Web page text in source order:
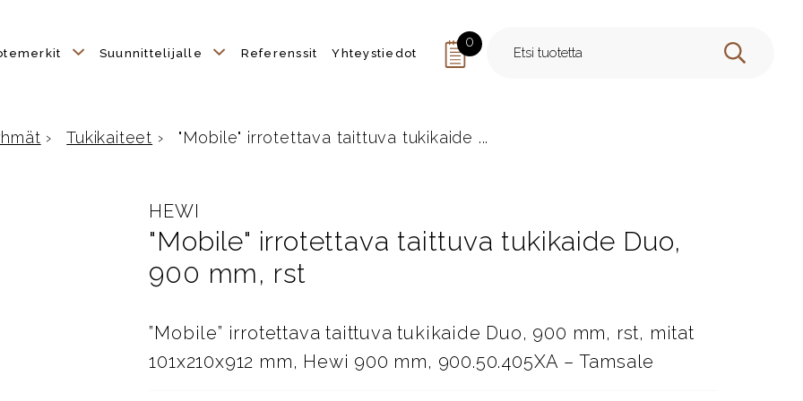
Suunnittelijalle Referenssit Yhteystiedot
0
HAE
› Tukikaiteet › "Mobile" irrotettava taittuva tukikaide ...
HEWI
"Mobile" irrotettava taittuva tukikaide Duo,
900 mm, rst
”Mobile” irrotettava taittuva tukikaide Duo, 900 mm, rst, mitat
101x210x912 mm, Hewi 900 mm, 900.50.405XA – Tamsale